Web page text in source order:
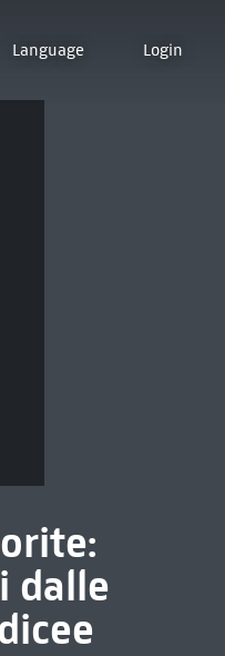
Language Login
dalle